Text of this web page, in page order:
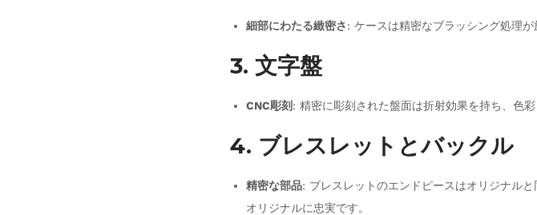
細部にわたる緻密さ: ケースは精密なブラッシング処理
3. 文字盤
CNC彫刻 : 精密に彫刻された盤面は折射効果を持ち、色
4. ブレスレットとバックル
精密な部品: ブレスレットのエンドピースはオリジナル
オリジナルに忠実です。